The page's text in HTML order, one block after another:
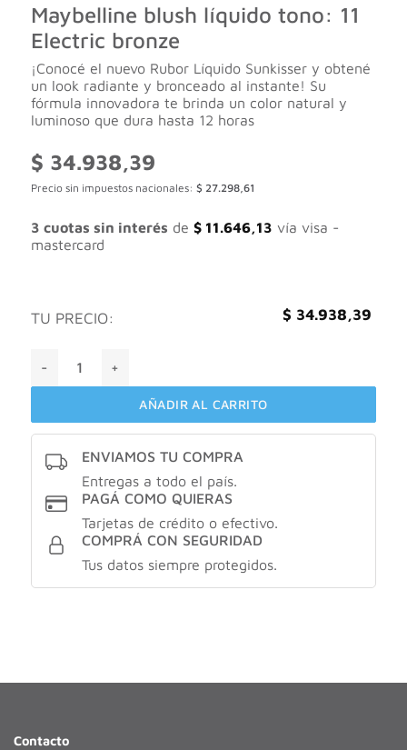
Maybelline blush líquido tono: 11
Electric bronze
¡Conocé el nuevo Rubor Líquido Sunkisser y obtené
un look radiante y bronceado al instante! Su
fórmula innovadora te brinda un color natural y
luminoso que dura hasta 12 horas
$ 34.938,39
Precio sin impuestos nacionales: $ 27.298,61
3 cuotas sin interés de $11.646,13 vía visa -
mastercard
TU PRECIO: $ 34.938,39
AÑADIR AL CARRITO
ENVIAMOS TU COMPRA
Entregas a todo el país.
PAGÁ COMO QUIERAS
Tarjetas de crédito o efectivo.
COMPRÁ CON SEGURIDAD
Tus datos siempre protegidos.
Contacto